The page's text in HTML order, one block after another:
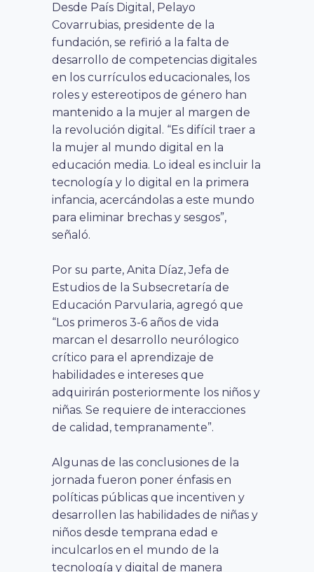
Desde País Digital, Pelayo
Covarrubias, presidente de la
fundación, se refirió a la falta de
desarrollo de competencias digitales
en los currículos educacionales, los
roles y estereotipos de género han
mantenido a la mujer al margen de
la revolución digital. “Es difícil traer a
la mujer al mundo digital en la
educación media. Lo ideal es incluir la
tecnología y lo digital en la primera
infancia, acercándolas a este mundo
para eliminar brechas y sesgos”,
señaló.
Por su parte, Anita Díaz, Jefa de
Estudios de la Subsecretaría de
Educación Parvularia, agregó que
“Los primeros 3-6 años de vida
marcan el desarrollo neurólogico
crítico para el aprendizaje de
habilidades e intereses que
adquirirán posteriormente los niños y
niñas. Se requiere de interacciones
de calidad, tempranamente”.
Algunas de las conclusiones de la
jornada fueron poner énfasis en
políticas públicas que incentiven y
desarrollen las habilidades de niñas y
niños desde temprana edad e
inculcarlos en el mundo de la
tecnología y digital de manera